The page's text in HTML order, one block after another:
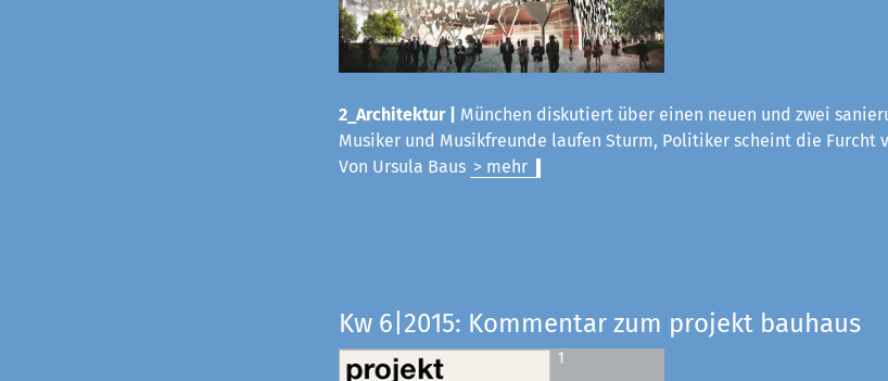
2_Architektur |
München diskutiert über einen neuen und zwei
Musiker und Musikfreunde laufen Sturm, Politiker scheint die Furcht
Von Ursula Baus > mehr
Kw 6|2015: Kommentar zum projekt bauhaus